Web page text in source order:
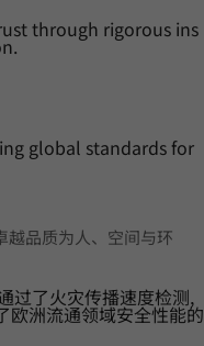
through rigorous ins
global standards for
越品质为人、空间与环
过了火灾传播速度检测,
欧洲流通领域安全性能的